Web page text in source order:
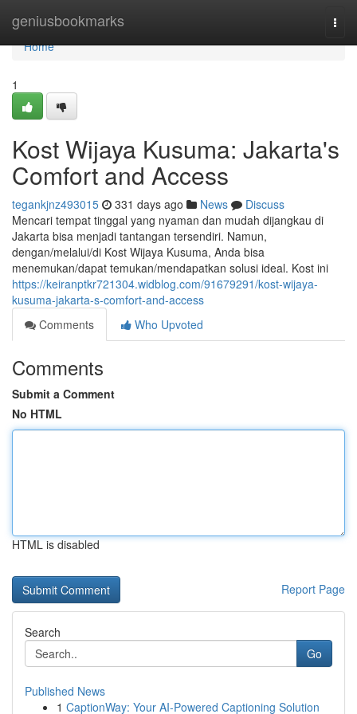
geniusbookmarks
Home
Home
1
Kost Wijaya Kusuma: Jakarta's
Comfort and Access
tegankjnz493015 331 days ago News
Discuss
Mencari tempat tinggal yang nyaman dan mudah dijangkau di
Jakarta bisa menjadi tantangan tersendiri. Namun,
dengan/melalui/di Kost Wijaya Kusuma, Anda bisa
menemukan/dapat temukan/mendapatkan solusi ideal. Kost ini
https://keiranptkr721304.widblog.com/91679291/kost-wijaya-
kusuma-jakarta-s-comfort-and-access
Comments
Who Upvoted
Comments
Submit a Comment
No HTML
HTML is disabled
Report Page
Search
Go
Published News
1 CaptionWay: Your AI-Powered Captioning Solution